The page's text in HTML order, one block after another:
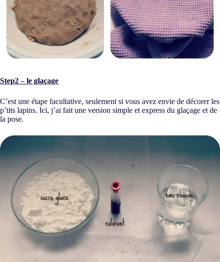
Step2 – le glaçage
C’est une étape facultative, seulement si vous avez envie de décorer les
p’tits lapins. Ici, j’ai fait une version simple et express du glaçage et de
la pose.